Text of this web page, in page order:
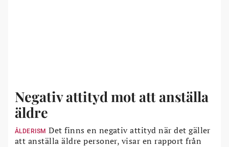
Negativ attityd mot att anställa
äldre
ÅLDERISM Det finns en negativ attityd när det gäller
att anställa äldre personer, visar en rapport från